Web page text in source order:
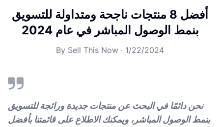
أفضل 8 منتجات ناجحة ومتداولة للتسويق
بنمط الوصول المباشر في عام 2024
By Sell This Now · 1/22/2024
نحن دائمًا في البحث عن منتجات جديدة ورائجة للتسويق
بنمط الوصول المباشر، ويمكنك الاطلاع على قائمتنا بأفضل